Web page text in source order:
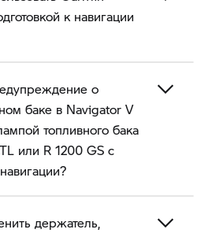
к навигации
о
баке в Navigator V
топливного бака
или R 1200 GS с
держатель,